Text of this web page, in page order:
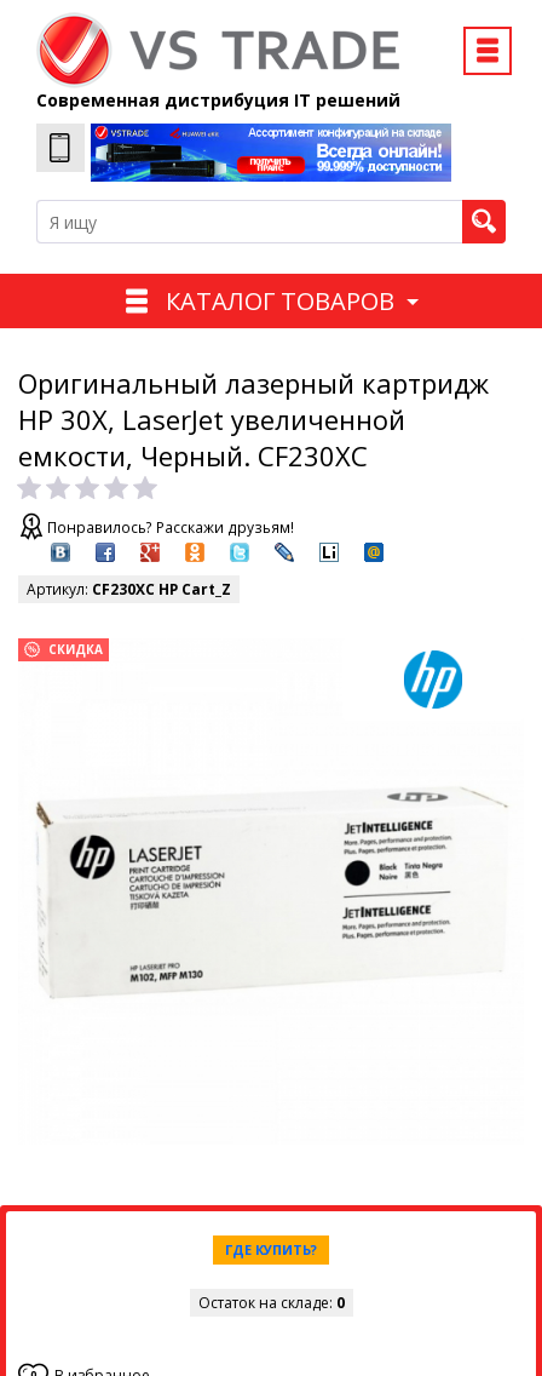
Современная дистрибуция IT решений
КАТАЛОГ ТОВАРОВ
Оригинальный лазерный картридж
HP 30X, LaserJet увеличенной
емкости, Черный. CF230XC
Понравилось? Расскажи друзьям!
Артикул: CF230XC HP Cart_Z
СКИДКА
ГДЕ КУПИТЬ?
Остаток на складе: 0